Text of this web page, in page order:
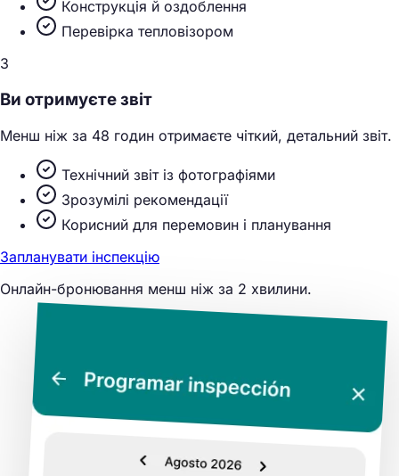
Конструкція й оздоблення
Перевірка тепловізором
3
Ви отримуєте звіт
Менш ніж за 48 годин отримаєте чіткий, детальний звіт.
Технічний звіт із фотографіями
Зрозумілі рекомендації
Корисний для перемовин і планування
Запланувати інспекцію
Онлайн-бронювання менш ніж за 2 хвилини.